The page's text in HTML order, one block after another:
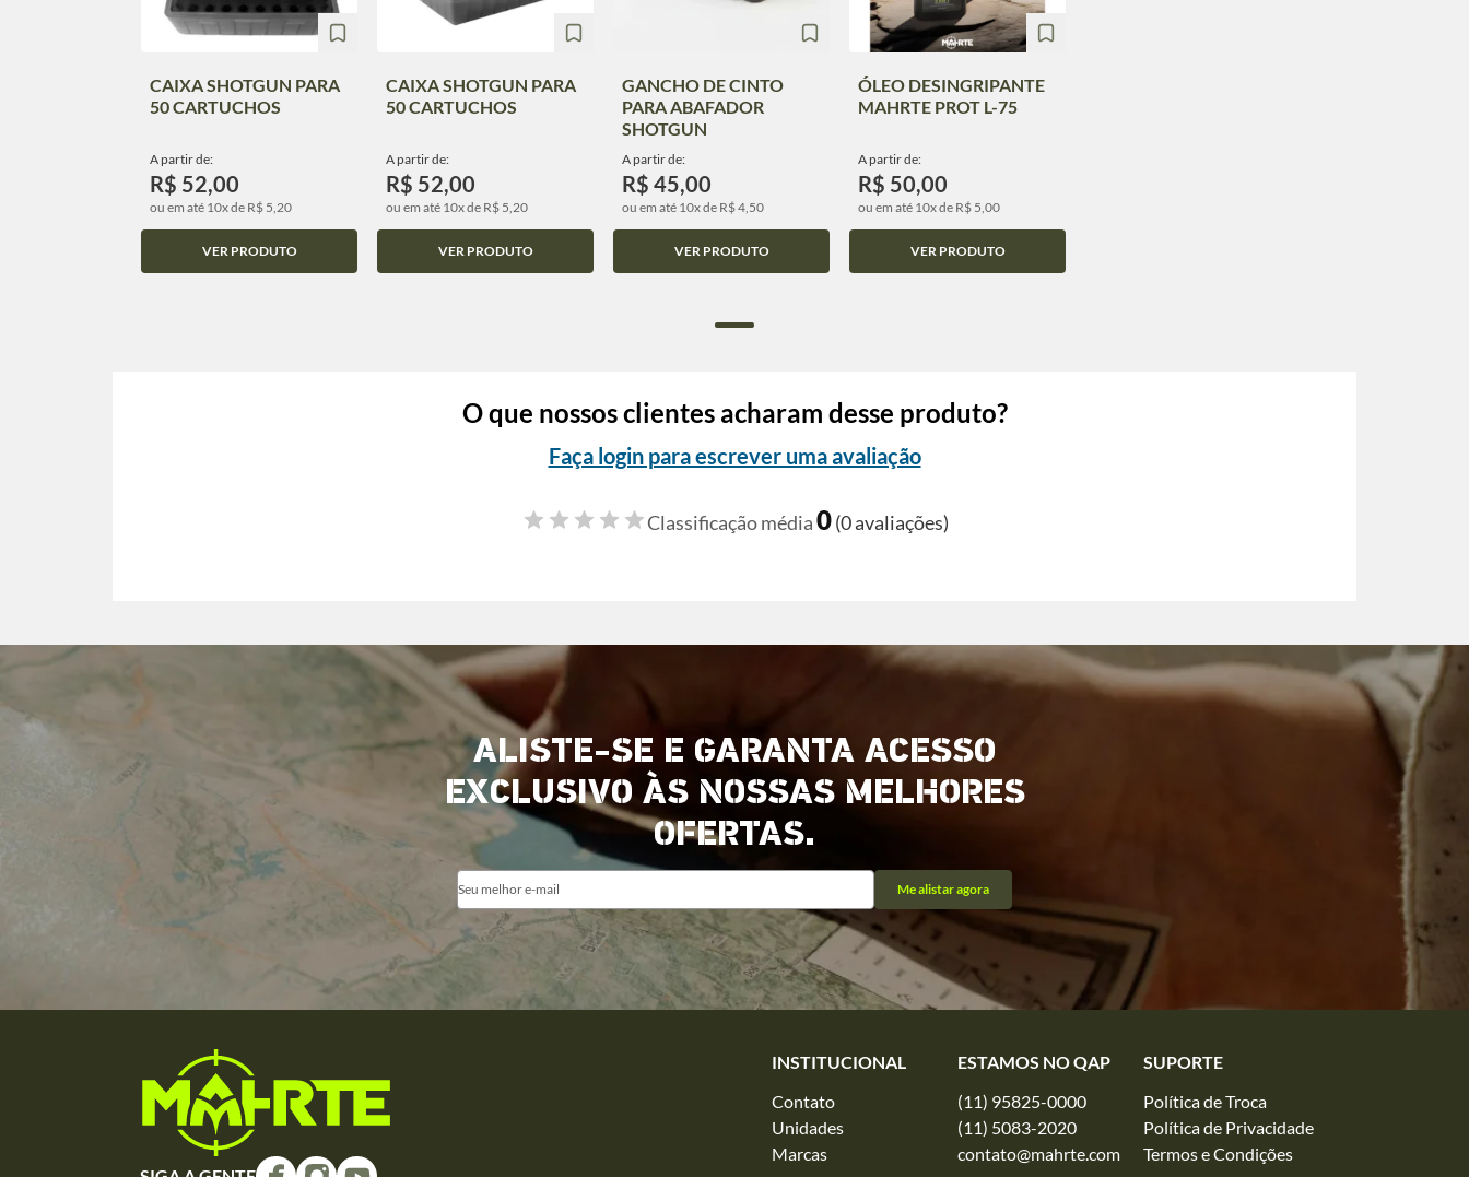
CAIXA SHOTGUN PARA
50 CARTUCHOS
A partir de:
R$ 52,00
ou em até 10x de R$ 5,20
VER PRODUTO
CAIXA SHOTGUN PARA
50 CARTUCHOS
A partir de:
R$ 52,00
ou em até 10x de R$ 5,20
VER PRODUTO
GANCHO DE CINTO
PARA ABAFADOR
SHOTGUN
A partir de:
R$ 45,00
ou em até 10x de R$ 4,50
VER PRODUTO
ÓLEO DESINGRIPANTE
MAHRTE PROT L-75
A partir de:
R$ 50,00
ou em até 10x de R$ 5,00
VER PRODUTO
O que nossos clientes acharam desse produto?
Faça login para escrever uma avaliação
Classificação média0(0 avaliações)
ALISTE-SE E GARANTA ACESSO
EXCLUSIVO ÀS NOSSAS MELHORES
OFERTAS.
Me alistar agora
INSTITUCIONAL
Contato
Unidades
Marcas
ESTAMOS NO QAP
(11) 95825-0000
(11) 5083-2020
contato@mahrte.com
SUPORTE
Política de Troca
Política de Privacidade
Termos e Condições